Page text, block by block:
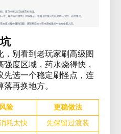
别看到老玩家刷高级图
度区域，药水烧得快，
先选一个稳定刷怪点，连
再换地方。
风险
更稳做法
耗太快
先保留过渡装